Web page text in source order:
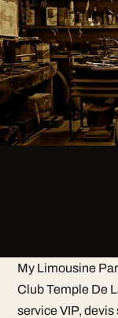
My Limousine
Club Temple De
service VIP,